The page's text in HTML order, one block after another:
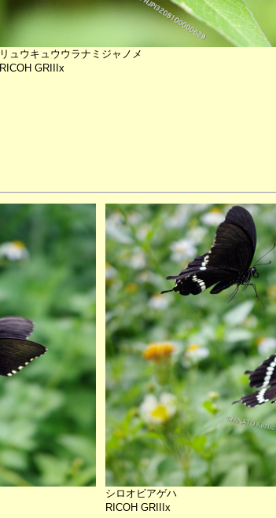
リュウキュウウラナミジャノメ
RICOH GRIIIx
シロオビアゲハ
RICOH GRIIIx